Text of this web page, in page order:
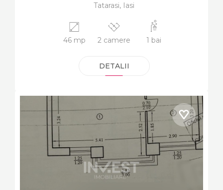
Tatarasi, Iasi
46 mp 2 camere 1 bai
DETALII